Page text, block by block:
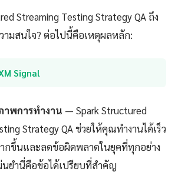
Streaming Testing Strategy QA ถึง
มสนใจ? ต่อไปนี้คือเหตุผลหลัก:
Signal
พการทำงาน — Spark Structured
Strategy QA ช่วยให้คุณทำงานได้เร็ว
ขึ้นและลดข้อผิดพลาดในยุคที่ทุกอย่าง
นยำนี่คือข้อได้เปรียบที่สำคัญ